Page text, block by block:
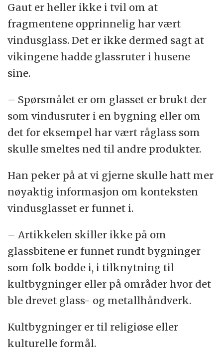
Gaut er heller ikke i tvil om at
fragmentene opprinnelig har vært
vindusglass. Det er ikke dermed sagt at
vikingene hadde glassruter i husene
sine.
– Spørsmålet er om glasset er brukt der
som vindusruter i en bygning eller om
det for eksempel har vært råglass som
skulle smeltes ned til andre produkter.
Han peker på at vi gjerne skulle hatt mer
nøyaktig informasjon om konteksten
vindusglasset er funnet i.
– Artikkelen skiller ikke på om
glassbitene er funnet rundt bygninger
som folk bodde i, i tilknytning til
kultbygninger eller på områder hvor det
ble drevet glass- og metallhåndverk.
Kultbygninger er til religiøse eller
kulturelle formål.